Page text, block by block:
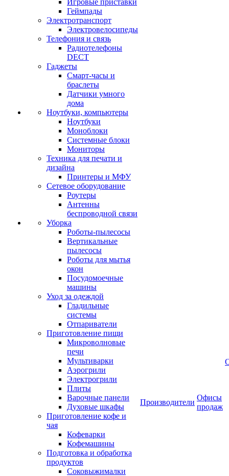
Игровые приставки
Геймпады
Электротранспорт
Электровелосипеды
Телефония и связь
Радиотелефоны
DECT
Гаджеты
Смарт-часы и
браслеты
Датчики умного
дома
Ноутбуки, компьютеры
Ноутбуки
Моноблоки
Системные блоки
Мониторы
Техника для печати и
дизайна
Принтеры и МФУ
Сетевое оборудование
Роутеры
Антенны
беспроводной связи
Уборка
Роботы-пылесосы
Вертикальные
пылесосы
Роботы для мытья
окон
Посудомоечные
машины
Уход за одеждой
Гладильные
системы
Отпариватели
Приготовление пищи
Микроволновые
печи
Мультиварки
Аэрогрили
Электрогрили
Плиты
Варочные панели
Духовые шкафы
Приготовление кофе и
чая
Кофеварки
Кофемашины
Подготовка и обработка
продуктов
Соковыжималки
Производители
Офисы
продаж